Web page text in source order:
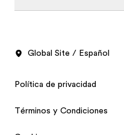
Global Site / Español
Política de privacidad
Términos y Condiciones